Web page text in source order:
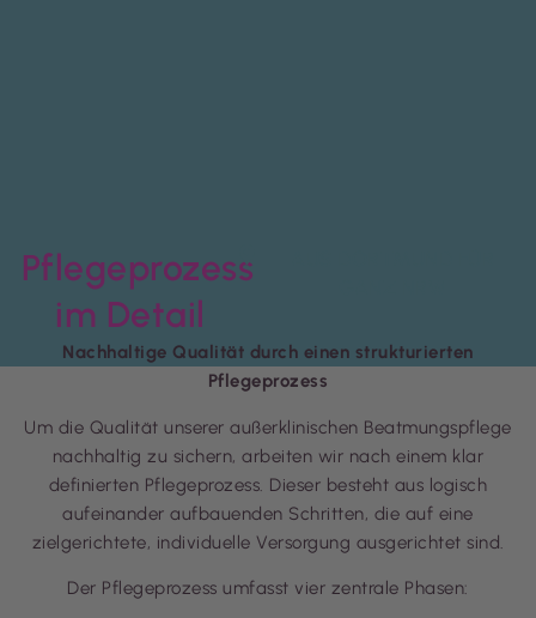
Pflegeprozess
im Detail
Nachhaltige Qualität durch einen strukturierten
Pflegeprozess
Um die Qualität unserer außerklinischen Beatmungspflege
nachhaltig zu sichern, arbeiten wir nach einem klar
definierten Pflegeprozess. Dieser besteht aus logisch
aufeinander aufbauenden Schritten, die auf eine
zielgerichtete, individuelle Versorgung ausgerichtet sind.
Der Pflegeprozess umfasst vier zentrale Phasen: